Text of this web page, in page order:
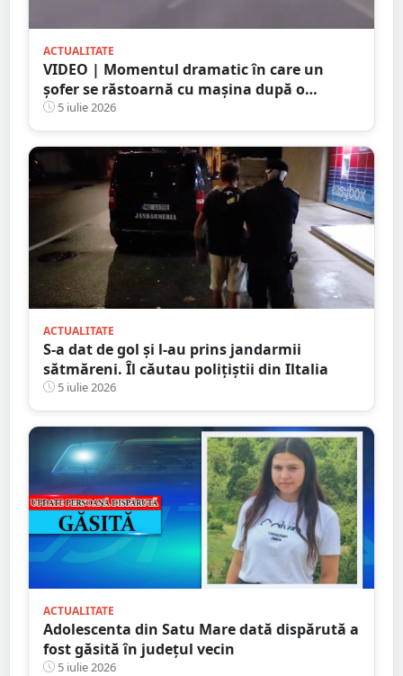
ACTUALITATE
VIDEO | Momentul dramatic în care un
șofer se răstoarnă cu mașina după o
depășire riscantă. Accidentul a fost surprins
de camera de bord
5 iulie 2026
ACTUALITATE
S-a dat de gol și l-au prins jandarmii
sătmăreni. Îl căutau polițiștii din Iltalia
5 iulie 2026
ACTUALITATE
Adolescenta din Satu Mare dată dispărută a
fost găsită în județul vecin
5 iulie 2026